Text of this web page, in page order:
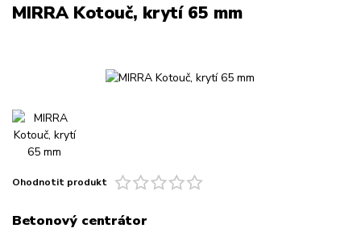
MIRRA Kotouč, krytí 65 mm
Ohodnotit produkt
Betonový centrátor